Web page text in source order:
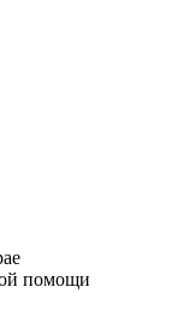
помощи